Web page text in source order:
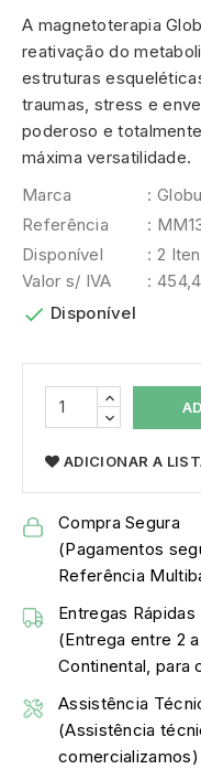
A magnetoterapia
reativação do
estruturas
traumas, stress e
poderoso e
máxima versatilidade.
Marca
:
Referência
:
Disponível
: 2
Valor s/ IVA
:
 Disponível
ADICIONAR A
Compra Segura
(Pagamentos
Referência
Entregas Rápidas
(Entrega entre 2
Continental, para
Assistência
(Assistência
comercializamos)